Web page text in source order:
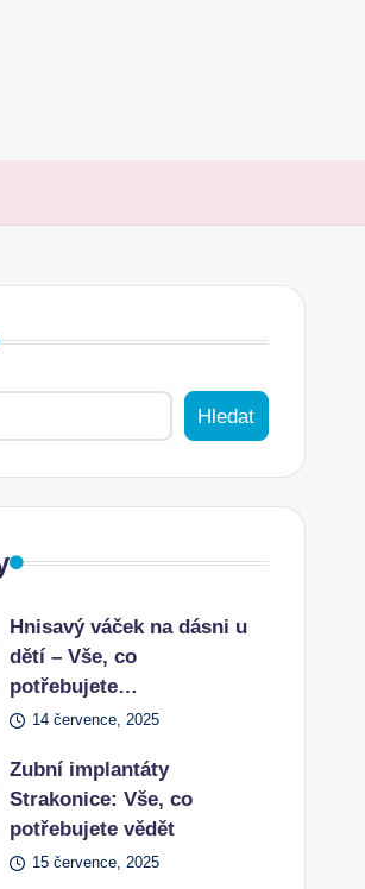
Hledat
Hnisavý váček na dásni u
dětí – Vše, co
potřebujete…
14 července, 2025
Zubní implantáty
Strakonice: Vše, co
potřebujete vědět
15 července, 2025